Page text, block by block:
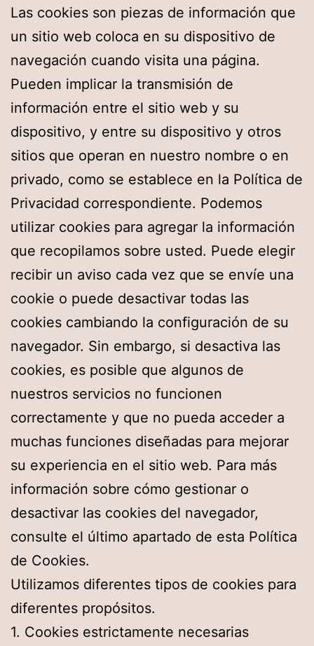
Las cookies son piezas de información que
un sitio web coloca en su dispositivo de
navegación cuando visita una página.
Pueden implicar la transmisión de
información entre el sitio web y su
dispositivo, y entre su dispositivo y otros
sitios que operan en nuestro nombre o en
privado, como se establece en la Política de
Privacidad correspondiente. Podemos
utilizar cookies para agregar la información
que recopilamos sobre usted. Puede elegir
recibir un aviso cada vez que se envíe una
cookie o puede desactivar todas las
cookies cambiando la configuración de su
navegador. Sin embargo, si desactiva las
cookies, es posible que algunos de
nuestros servicios no funcionen
correctamente y que no pueda acceder a
muchas funciones diseñadas para mejorar
su experiencia en el sitio web. Para más
información sobre cómo gestionar o
desactivar las cookies del navegador,
consulte el último apartado de esta Política
de Cookies.
Utilizamos diferentes tipos de cookies para
diferentes propósitos.
1. Cookies estrictamente necesarias